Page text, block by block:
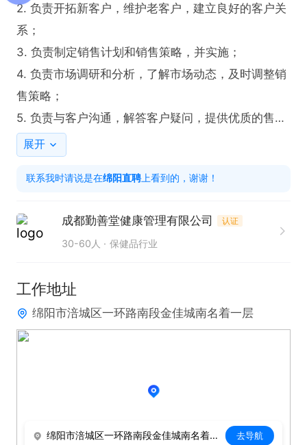
2. 负责开拓新客户，维护老客户，建立良好的客户关
系；
3. 负责制定销售计划和销售策略，并实施；
4. 负责市场调研和分析，了解市场动态，及时调整销
售策略；
5. 负责与客户沟通，解答客户疑问，提供优质的售后
服务；
6. 完成公司安排的其他工作。
任职要求：
2. 具有良好的沟通能力和客户服务意识；
3. 具有良好的团队合作精神和抗压能力；
专业优先考虑。
岗位福利：
1.试用期间岗位基本工资3400元+、带薪岗前培训、
3.每年公司安排全员两次省内外旅游；节假日福利、
展开
联系我时请说是在绵阳直聘 上看到的，谢谢！
成都勤善堂健康管理有限公司 认证
30-60人 保健品行业
工作地址
绵阳市涪城区一环路南段金佳城南名着一层
绵阳市涪城区一环路南段金佳城南名着一层 去导航